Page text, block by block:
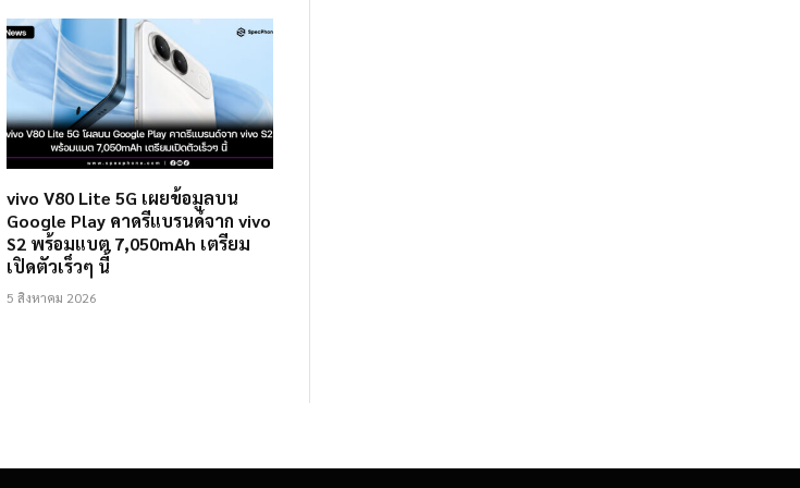
vivo V80 Lite 5G เผยข้อมูลบน
Google Play คาดรีแบรนด์จาก vivo
S2 พร้อมแบต 7,050mAh เตรียม
เปิดตัวเร็วๆ นี้
5 สิงหาคม 2026